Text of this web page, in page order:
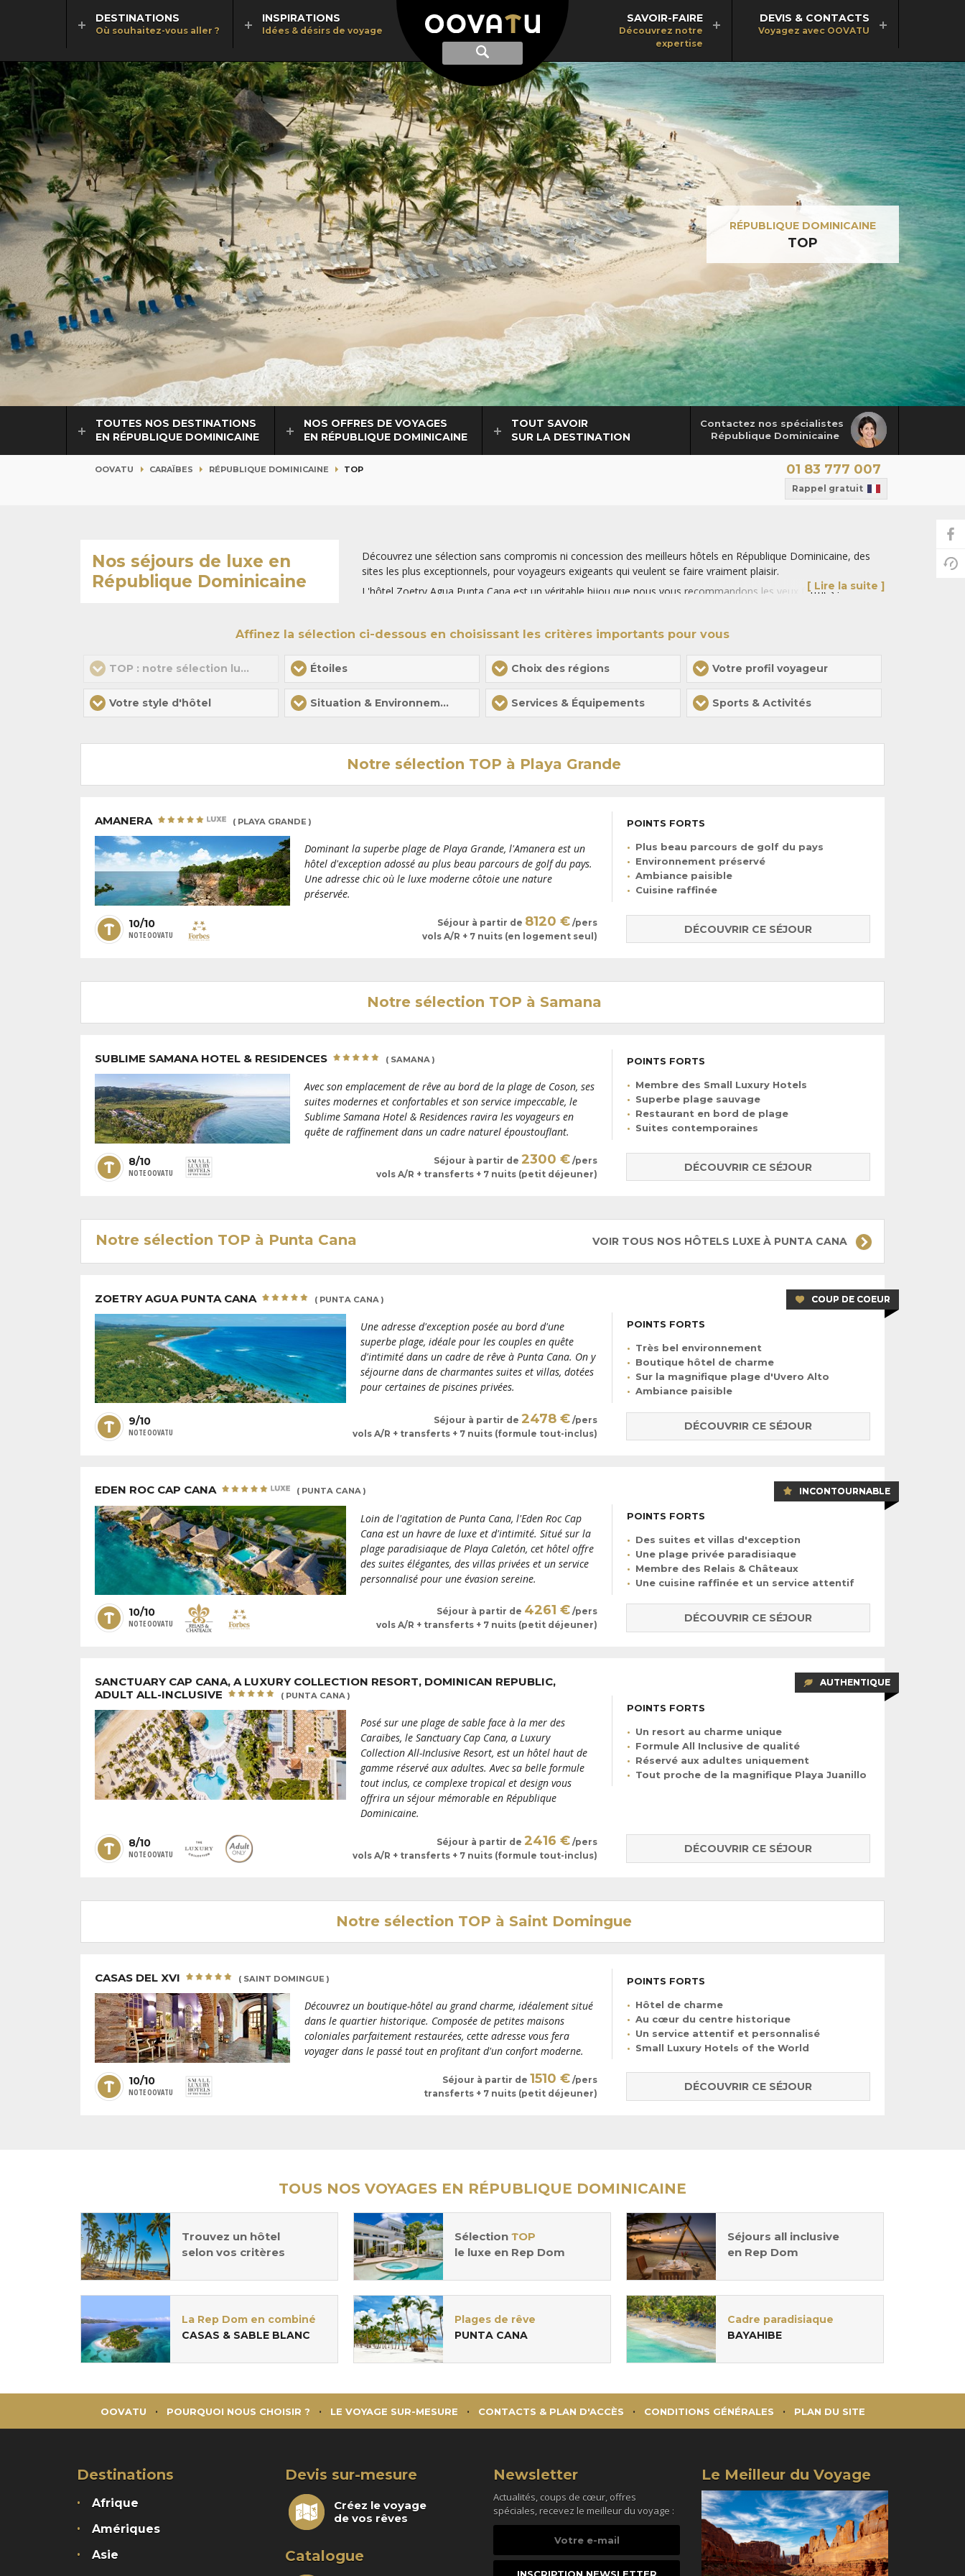
Afficher
recherche
Recherche
DESTINATIONS
Où souhaitez-vous aller ?
INSPIRATIONS
Idées & désirs de voyage
SAVOIR-FAIRE
Découvrez notre
expertise
DEVIS & CONTACTS
Voyagez avec OOVATU
RÉPUBLIQUE DOMINICAINE
TOP
Contactez nos spécialistes
République Dominicaine
TOUTES NOS DESTINATIONS
EN RÉPUBLIQUE DOMINICAINE
NOS OFFRES DE VOYAGES
EN RÉPUBLIQUE DOMINICAINE
TOUT SAVOIR
SUR LA DESTINATION
OOVATU CARAÏBES RÉPUBLIQUE DOMINICAINE TOP 01 83 777 007
Rappel gratuit
Nos séjours de luxe en
République Dominicaine
Découvrez une sélection sans compromis ni concession des meilleurs hôtels en République Dominicaine, des
sites les plus exceptionnels, pour voyageurs exigeants qui veulent se faire vraiment plaisir.
L'hôtel Zoetry Agua Punta Cana est un véritable bijou que nous vous recommandons les yeux fermés ![ Lire la suite ]
Affinez la sélection ci-dessous en choisissant les critères importants pour vous
TOP : notre sélection luxe Étoiles Choix des régions Votre profil voyageur
Votre style d'hôtel Situation & Environnement Services & Équipements Sports & Activités
Notre sélection TOP à Playa Grande
AMANERA ( PLAYA GRANDE )
Dominant la superbe plage de Playa Grande, l'Amanera est un
hôtel d'exception adossé au plus beau parcours de golf du pays.
Une adresse chic où le luxe moderne côtoie une nature
préservée.
POINTS FORTS
Plus beau parcours de golf du pays
Environnement préservé
Ambiance paisible
Cuisine raffinée
10/10
NOTE OOVATU
Séjour à partir de 8120 €/pers
vols A/R + 7 nuits (en logement seul)
DÉCOUVRIR CE SÉJOUR
Notre sélection TOP à Samana
SUBLIME SAMANA HOTEL & RESIDENCES ( SAMANA )
Avec son emplacement de rêve au bord de la plage de Coson, ses
suites modernes et confortables et son service impeccable, le
Sublime Samana Hotel & Residences ravira les voyageurs en
quête de raffinement dans un cadre naturel époustouflant.
POINTS FORTS
Membre des Small Luxury Hotels
Superbe plage sauvage
Restaurant en bord de plage
Suites contemporaines
8/10
NOTE OOVATU
Séjour à partir de 2300 €/pers
vols A/R + transferts + 7 nuits (petit déjeuner)
DÉCOUVRIR CE SÉJOUR
Notre sélection TOP à Punta Cana VOIR TOUS NOS HÔTELS LUXE À PUNTA CANA
ZOETRY AGUA PUNTA CANA ( PUNTA CANA ) COUP DE COEUR
Une adresse d'exception posée au bord d'une
superbe plage, idéale pour les couples en quête
d'intimité dans un cadre de rêve à Punta Cana. On y
séjourne dans de charmantes suites et villas, dotées
pour certaines de piscines privées.
POINTS FORTS
Très bel environnement
Boutique hôtel de charme
Sur la magnifique plage d'Uvero Alto
Ambiance paisible
9/10
NOTE OOVATU
Séjour à partir de 2478 €/pers
vols A/R + transferts + 7 nuits (formule tout-inclus)
DÉCOUVRIR CE SÉJOUR
EDEN ROC CAP CANA ( PUNTA CANA ) INCONTOURNABLE
Loin de l'agitation de Punta Cana, l'Eden Roc Cap
Cana est un havre de luxe et d'intimité. Situé sur la
plage paradisiaque de Playa Caletón, cet hôtel offre
des suites élégantes, des villas privées et un service
personnalisé pour une évasion sereine.
POINTS FORTS
Des suites et villas d'exception
Une plage privée paradisiaque
Membre des Relais & Châteaux
Une cuisine raffinée et un service attentif
10/10
NOTE OOVATU
Séjour à partir de 4261 €/pers
vols A/R + transferts + 7 nuits (petit déjeuner)
DÉCOUVRIR CE SÉJOUR
SANCTUARY CAP CANA, A LUXURY COLLECTION RESORT, DOMINICAN REPUBLIC,
ADULT ALL-INCLUSIVE
( PUNTA CANA )
AUTHENTIQUE
Posé sur une plage de sable face à la mer des
Caraïbes, le Sanctuary Cap Cana, a Luxury
Collection All-Inclusive Resort, est un hôtel haut de
gamme réservé aux adultes. Avec sa belle formule
tout inclus, ce complexe tropical et design vous
offrira un séjour mémorable en République
Dominicaine.
POINTS FORTS
Un resort au charme unique
Formule All Inclusive de qualité
Réservé aux adultes uniquement
Tout proche de la magnifique Playa Juanillo
8/10
NOTE OOVATU
Séjour à partir de 2416 €/pers
vols A/R + transferts + 7 nuits (formule tout-inclus)
DÉCOUVRIR CE SÉJOUR
Notre sélection TOP à Saint Domingue
CASAS DEL XVI ( SAINT DOMINGUE )
Découvrez un boutique-hôtel au grand charme, idéalement situé
dans le quartier historique. Composée de petites maisons
coloniales parfaitement restaurées, cette adresse vous fera
voyager dans le passé tout en profitant d'un confort moderne.
POINTS FORTS
Hôtel de charme
Au cœur du centre historique
Un service attentif et personnalisé
Small Luxury Hotels of the World
10/10
NOTE OOVATU
Séjour à partir de 1510 €/pers
transferts + 7 nuits (petit déjeuner)
DÉCOUVRIR CE SÉJOUR
TOUS NOS VOYAGES EN RÉPUBLIQUE DOMINICAINE
Trouvez un hôtel
selon vos critères
SélectionTOP
le luxe en Rep Dom
Séjours all inclusive
en Rep Dom
La Rep Dom en combiné
CASAS & SABLE BLANC
Plages de rêve
PUNTA CANA
Cadre paradisiaque
BAYAHIBE
OOVATU POURQUOI NOUS CHOISIR ? LE VOYAGE SUR-MESURE CONTACTS & PLAN D'ACCÈS CONDITIONS GÉNÉRALES PLAN DU SITE
Destinations
Afrique
Amériques
Asie
Devis sur-mesure
Créez le voyage
de vos rêves
Catalogue
Newsletter
Actualités, coups de cœur, offres
spéciales, recevez le meilleur du voyage :
Le Meilleur du Voyage